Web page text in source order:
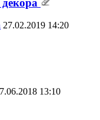
27.02.2019 14:20
13:10